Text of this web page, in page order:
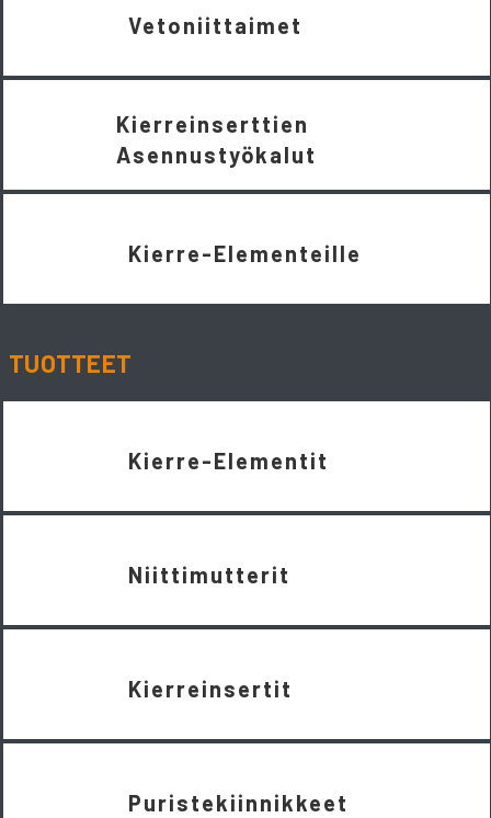
Vetoniittaimet
Kierreinserttien
Asennustyökalut
Kierre-Elementeille
TUOTTEET
Kierre-Elementit
Niittimutterit
Kierreinsertit
Puristekiinnikkeet